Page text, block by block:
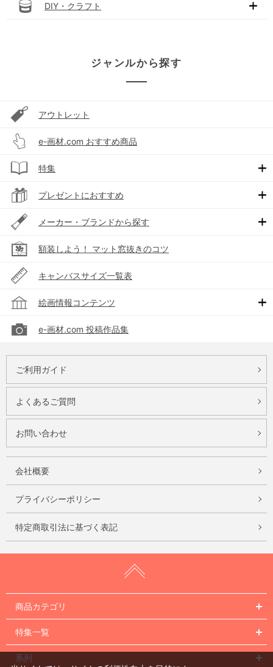
DIY・クラフト
ジャンルから探す
アウトレット
e-画材.com おすすめ商品
特集
プレゼントにおすすめ
メーカー・ブランドから探す
額装しよう！ マット窓抜きのコツ
キャンバスサイズ一覧表
絵画情報コンテンツ
e-画材.com 投稿作品集
ご利用ガイド
よくあるご質問
お問い合わせ
会社概要
プライバシーポリシー
特定商取引法に基づく表記
商品カテゴリ
特集一覧
系列